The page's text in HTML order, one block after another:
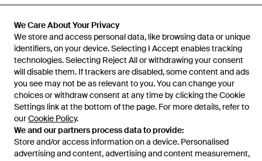
We Care About Your Privacy
We store and access personal data, like browsing data or unique
identifiers, on your device. Selecting I Accept enables tracking
technologies. Selecting Reject All or withdrawing your consent
will disable them. If trackers are disabled, some content and ads
you see may not be as relevant to you. You can change your
choices or withdraw consent at any time by clicking the Cookie
Settings link at the bottom of the page. For more details, refer to
ourCookie Policy.
We and our partners process data to provide:
Store and/or access information on a device. Personalised
advertising and content, advertising and content measurement,
Hulp en informatie